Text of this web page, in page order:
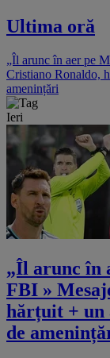
Ultima oră
„Îl arunc în aer pe
Cristiano Ronaldo,
amenințări
Ieri
„Îl arunc în
FBI »
hărțuit + un
de